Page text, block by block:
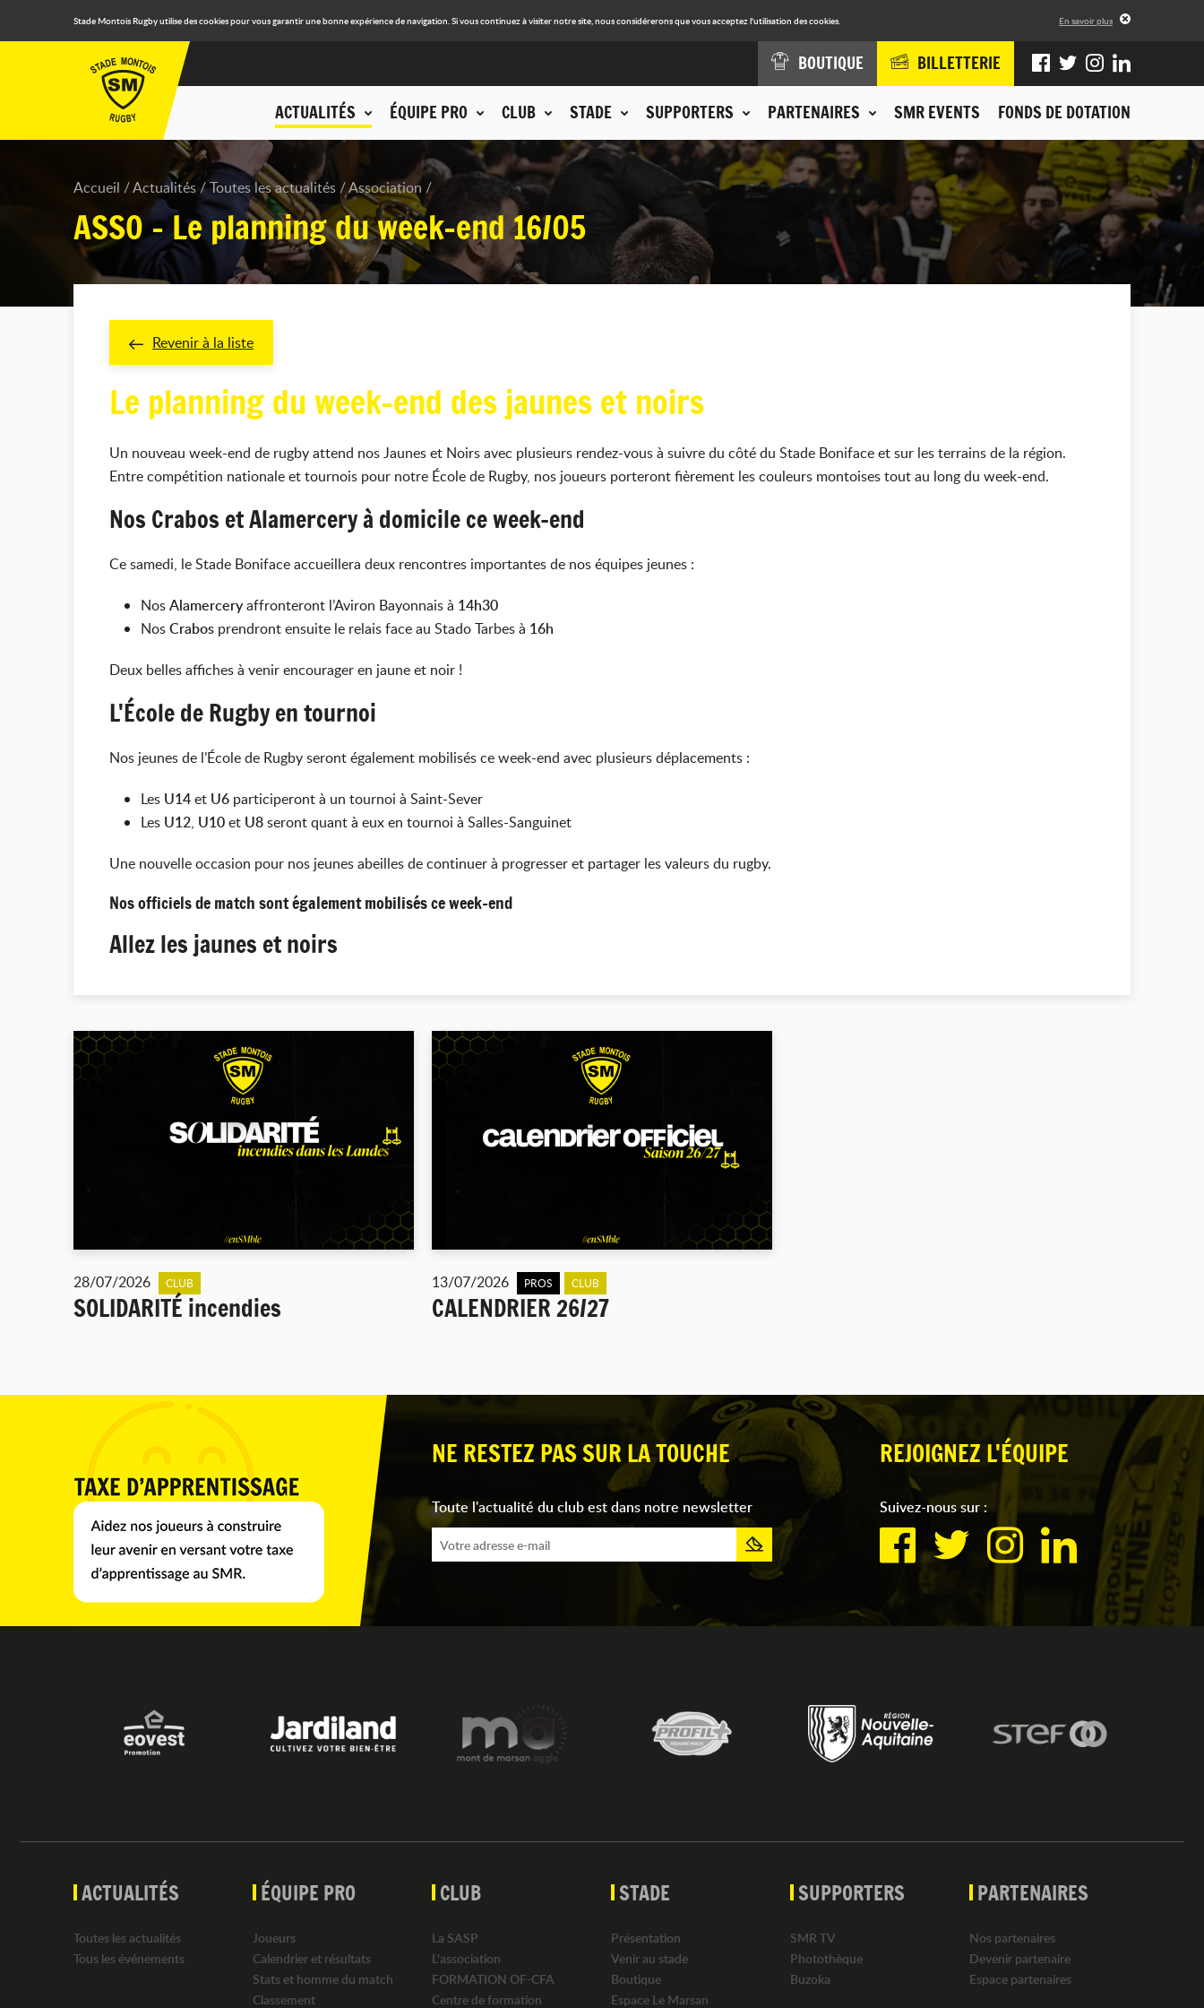
Stade Montois Rugby utilise des cookies pour vous garantir une bonne expérience de navigation. Si vous continuez à visiter notre site, nous considérerons que vous acceptez l'utilisation des cookies. En savoir plus
ACTUALITÉS ÉQUIPE PRO CLUB STADE SUPPORTERS PARTENAIRES SMR EVENTS FONDS DE DOTATION
BOUTIQUE BILLETTERIE
Accueil Actualités Toutes les actualités Association
ASSO - Le planning du week-end 16/05
Revenir à la liste
Le planning du week-end des jaunes et noirs
Un nouveau week-end de rugby attend nos Jaunes et Noirs avec plusieurs rendez-vous à suivre du côté du Stade Boniface et sur les terrains de la région.
Entre compétition nationale et tournois pour notre École de Rugby, nos joueurs porteront fièrement les couleurs montoises tout au long du week-end.
Nos Crabos et Alamercery à domicile ce week-end
Ce samedi, le Stade Boniface accueillera deux rencontres importantes de nos équipes jeunes :
NosAlamerceryaffronteront l’Aviron Bayonnaisà 14h30
NosCrabos prendront ensuite le relais face au Stado Tarbesà 16h
Deux belles affiches à venir encourager en jaune et noir !
L'École de Rugby en tournoi
Nos jeunes de l’École de Rugby seront également mobilisés ce week-end avec plusieurs déplacements :
Les U14et U6 participeront à un tournoi à Saint-Sever
Les U12, U10et U8seront quant à eux en tournoi à Salles-Sanguinet
Une nouvelle occasion pour nos jeunes abeilles de continuer à progresser et partager les valeurs du rugby.
Nos officiels de match sont également mobilisés ce week-end
Allez les jaunes et noirs
28/07/2026 CLUB
SOLIDARITÉ incendies
13/07/2026 PROS CLUB
CALENDRIER 26/27
NE RESTEZ PAS SUR LA TOUCHE
Toute l'actualité du club est dans notre newsletter
REJOIGNEZ L'ÉQUIPE
Suivez-nous sur :
ACTUALITÉS
Toutes les actualités
Tous les événements
ÉQUIPE PRO
Joueurs
Calendrier et résultats
Stats et homme du match
Classement
CLUB
La SASP
L'association
FORMATION OF-CFA
Centre de formation
STADE
Présentation
Venir au stade
Boutique
Espace Le Marsan
SUPPORTERS
SMR TV
Photothèque
Buzoka
PARTENAIRES
Nos partenaires
Devenir partenaire
Espace partenaires